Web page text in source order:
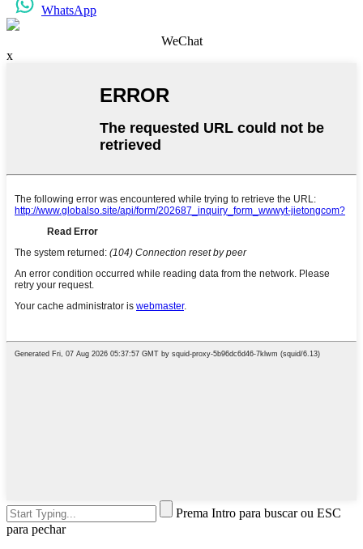
WhatsApp
WeChat
x
Prema Intro para buscar ou ESC
para pechar